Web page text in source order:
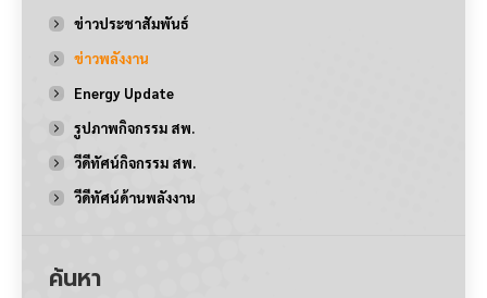
ข่าวประชาสัมพันธ์
ข่าวพลังงาน
Energy Update
รูปภาพกิจกรรม สพ.
วีดีทัศน์กิจกรรม สพ.
วีดีทัศน์ด้านพลังงาน
ค้นหา